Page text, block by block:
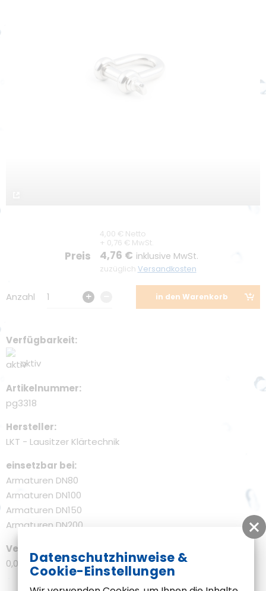
Kompetenz durch Innovation
Nachhaltigkeit
Förderung
4,00 € Netto
+ 0,76 € MwSt.
Preis 4,76 € inklusive MwSt.
zuzüglich Versandkosten
Verfügbarkeit
aktiv
Artikelnummer
pg3318
Hersteller
LKT - Lausitzer Klärtechnik
einsetzbar bei
Armaturen DN80
Armaturen DN100
Armaturen DN150
Armaturen DN200
Versandgewicht
0,06 kg
Anzahl 1 in den Warenkorb
Datenschutzhinweise &
Cookie-Einstellungen